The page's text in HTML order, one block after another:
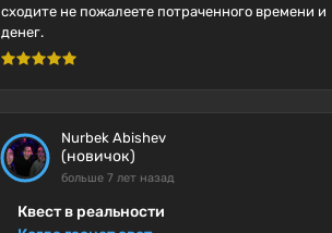
сходите не пожалеете потраченного времени и
денег.
Nurbek Abishev
(новичок)
больше 7 лет назад
Квест в реальности